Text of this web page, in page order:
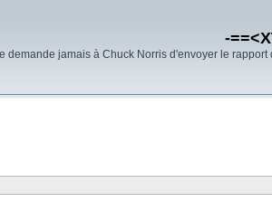
-
demande jamais à Chuck Norris d'envoyer le